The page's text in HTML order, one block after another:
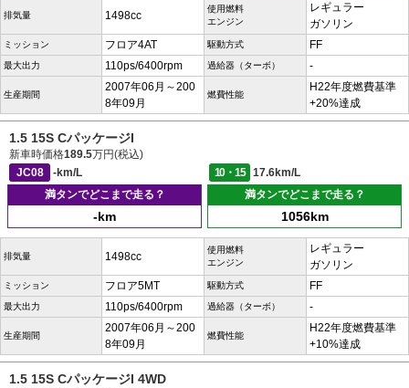
排気量 1498cc
使用燃料
エンジン
レギュラー
ガソリン
ミッション フロア4AT 駆動方式 FF
最大出力 110ps/6400rpm 過給器（ターボ） -
生産期間
2007年06月～200
8年09月
燃費性能
H22年度燃費基準
+20%達成
1.5 15S CパッケージI
新車時価格189.5万円(税込)
JC08
-km/L 10・15
17.6km/L
満タンでどこまで走る？
-km
満タンでどこまで走る？
1056km
排気量 1498cc
使用燃料
エンジン
レギュラー
ガソリン
ミッション フロア5MT 駆動方式 FF
最大出力 110ps/6400rpm 過給器（ターボ） -
生産期間
2007年06月～200
8年09月
燃費性能
H22年度燃費基準
+10%達成
1.5 15S CパッケージI 4WD